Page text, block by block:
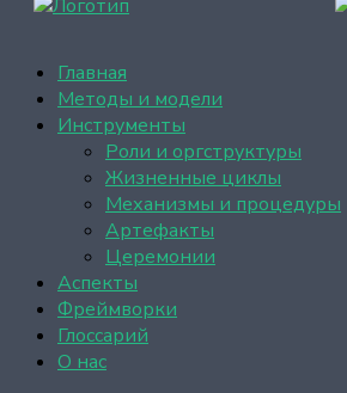
Главная
Методы и модели
Инструменты
Роли и оргструктуры
Жизненные циклы
Механизмы и процедуры
Артефакты
Церемонии
Аспекты
Фреймворки
Глоссарий
О нас